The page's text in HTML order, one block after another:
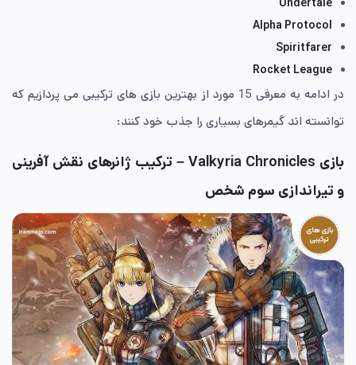
Undertale
Alpha Protocol
Spiritfarer
Rocket League
در ادامه به معرفی 15 مورد از بهترین بازی های ترکیبی می پردازیم که
توانسته اند گیمرهای بسیاری را جذب خود کنند:
بازی Valkyria Chronicles – ترکیب ژانرهای نقش آفرینی
و تیراندازی سوم شخص